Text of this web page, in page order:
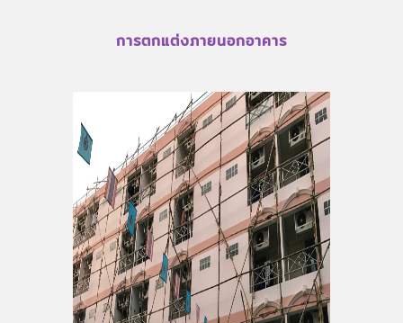
การตกแต่งภายนอกอาคาร